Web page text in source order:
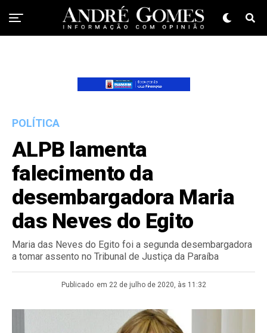
POLÍTICA
ALPB lamenta
falecimento da
desembargadora Maria
das Neves do Egito
Maria das Neves do Egito foi a segunda desembargadora
a tomar assento no Tribunal de Justiça da Paraíba
Publicado em 22 de julho de 2020, às 11:32